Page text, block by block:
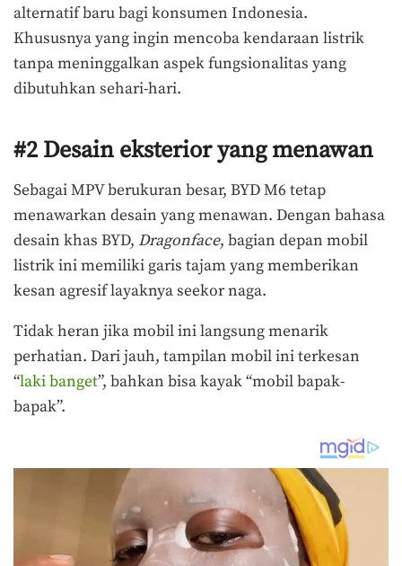
alternatif baru bagi konsumen Indonesia.
Khususnya yang ingin mencoba kendaraan listrik
tanpa meninggalkan aspek fungsionalitas yang
dibutuhkan sehari-hari.
#2 Desain eksterior yang menawan
Sebagai MPV berukuran besar, BYD M6 tetap
menawarkan desain yang menawan. Dengan bahasa
desain khas BYD, Dragonface, bagian depan mobil
listrik ini memiliki garis tajam yang memberikan
kesan agresif layaknya seekor naga.
Tidak heran jika mobil ini langsung menarik
perhatian. Dari jauh, tampilan mobil ini terkesan
“laki banget”, bahkan bisa kayak “mobil bapak-
bapak”.